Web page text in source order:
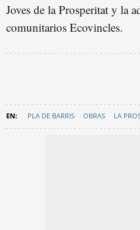
Joves de la Prosperitat y la
comunitarios Ecovincles.
PLA DE BARRIS OBRAS LA